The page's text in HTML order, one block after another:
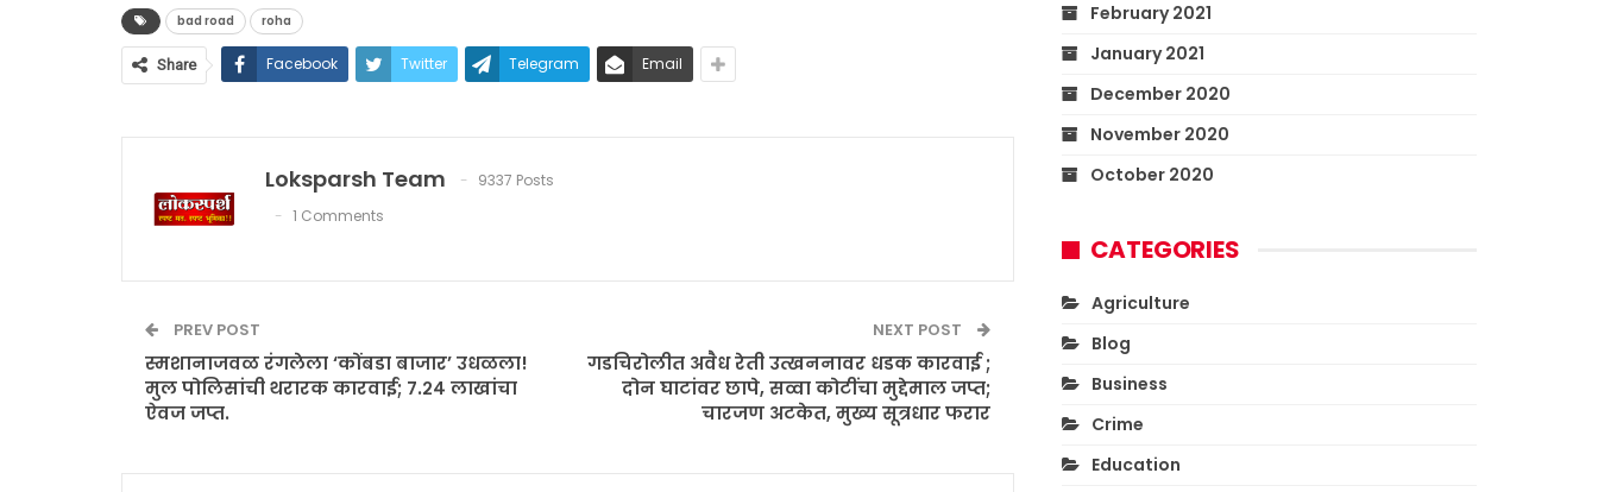
bad road roha
Share Facebook Twitter Telegram Email
Loksparsh Team
9337 Posts
1 Comments
PREV POST
स्मशानाजवळ रंगलेला ‘कोंबडा बाजार’ उधळला!
मुल पोलिसांची थरारक कारवाई; ७.२४ लाखांचा
ऐवज जप्त.
NEXT POST
गडचिरोलीत अवैध रेती उत्खननावर धडक कारवाई ;
दोन घाटांवर छापे, सव्वा कोटींचा मुद्देमाल जप्त;
चारजण अटकेत, मुख्य सूत्रधार फरार
February 2021
January 2021
December 2020
November 2020
October 2020
CATEGORIES
Agriculture
Blog
Business
Crime
Education